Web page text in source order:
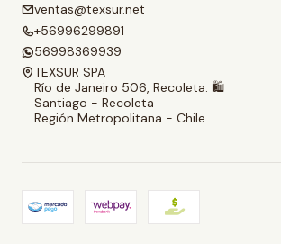
ventas@texsur.net
+56996299891
56998369939
TEXSUR SPA
Río de Janeiro 506, Recoleta. 🛍️
Santiago - Recoleta
Región Metropolitana - Chile